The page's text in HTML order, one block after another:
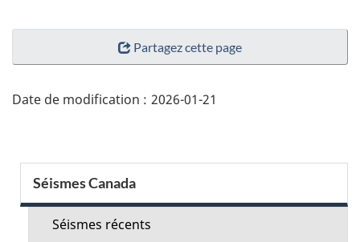
"Détails
page"
Partagez cette page
Date de modification : 2026-01-21
Menu
de
Séismes Canada
Séismes récents